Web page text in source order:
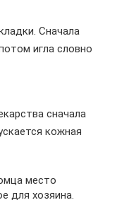
Сначала
игла словно
сначала
кожная
место
для хозяина.